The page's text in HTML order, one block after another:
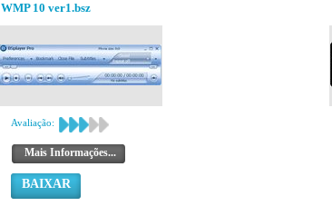
WMP 10 ver1.bsz
Avaliação:
Mais Informações...
BAIXAR